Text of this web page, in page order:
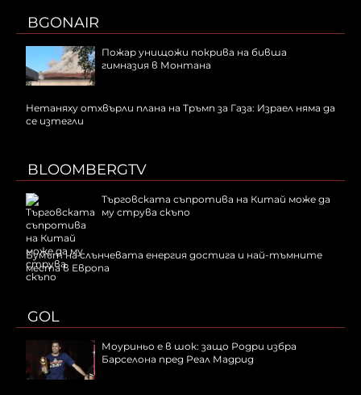
BGONAIR
Пожар унищожи покрива на бивша
гимназия в Монтана
Нетаняху отхвърли плана на Тръмп за Газа: Израел няма да
се изтегли
BLOOMBERGTV
Търговската съпротива на Китай може да
му струва скъпо
Бумът на слънчевата енергия достига и най-тъмните
места в Европа
GOL
Моуриньо е в шок: защо Родри избра
Барселона пред Реал Мадрид